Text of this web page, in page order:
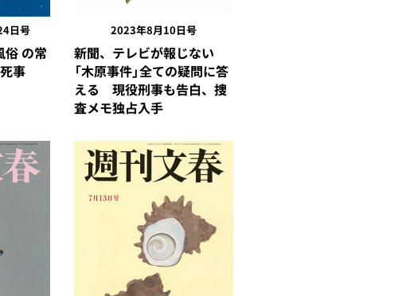
日号
俗 の常
事
2023年8月10日号
新聞、テレビが報じない
「木原事件」全ての疑問に答
える 現役刑事も告白、捜
査メモ独占入手